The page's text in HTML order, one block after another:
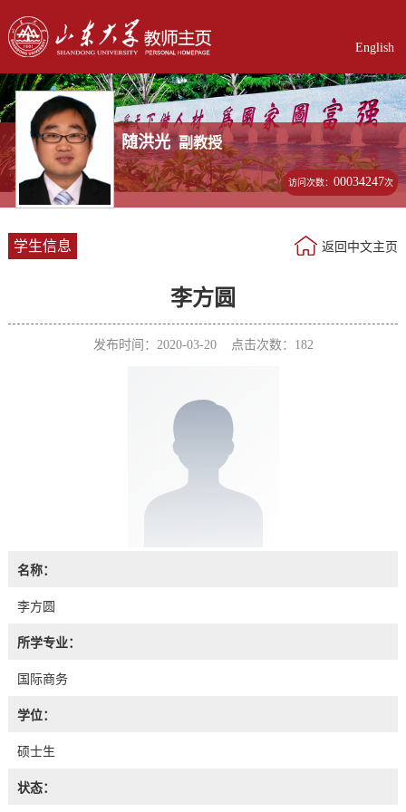
English
随洪光 副教授
访问次数：00034247次
学生信息 返回中文主页
李方圆
发布时间：2020-03-20 点击次数： 182
名称：
李方圆
所学专业：
国际商务
学位：
硕士生
状态：